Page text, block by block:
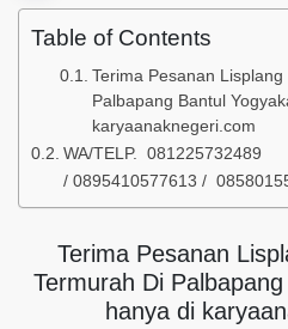
Table of Contents
Terima Pesanan
Palbapang Bantul
karyaanaknegeri.com
WA/TELP. 081225732489
/ 0895410577613 /
Terima Pesanan
Termurah Di
hanya di